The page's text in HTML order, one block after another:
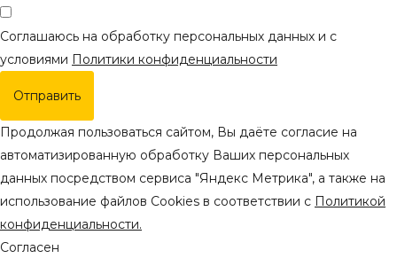
Соглашаюсь на обработку персональных данных и с
условиями Политики конфиденциальности
Отправить
Продолжая пользоваться сайтом, Вы даёте согласие на
автоматизированную обработку Ваших персональных
данных посредством сервиса "Яндекс Метрика", а также на
использование файлов Cookies в соответствии с Политикой
конфиденциальности.
Согласен